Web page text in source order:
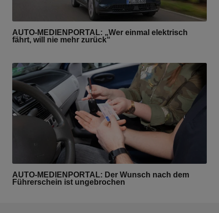
AUTO-MEDIENPORTAL: „Wer einmal elektrisch
fährt, will nie mehr zurück“
AUTO-MEDIENPORTAL: Der Wunsch nach dem
Führerschein ist ungebrochen